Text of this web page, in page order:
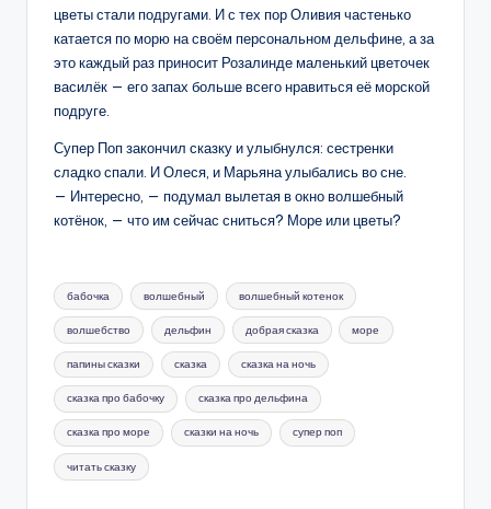
цветы стали подругами. И с тех пор Оливия частенько
катается по морю на своём персональном дельфине, а за
это каждый раз приносит Розалинде маленький цветочек
василёк — его запах больше всего нравиться её морской
подруге.
Супер Поп закончил сказку и улыбнулся: сестренки
сладко спали. И Олеся, и Марьяна улыбались во сне.
— Интересно, — подумал вылетая в окно волшебный
котёнок, — что им сейчас сниться? Море или цветы?
Метки:
бабочка волшебный волшебный котенок
волшебство дельфин добрая сказка море
папины сказки сказка сказка на ночь
сказка про бабочку сказка про дельфина
сказка про море сказки на ночь супер поп
читать сказку